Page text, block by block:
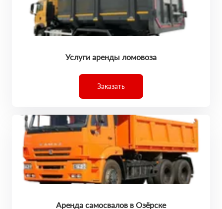
Услуги аренды ломовоза
Заказать
Аренда самосвалов в Озёрске